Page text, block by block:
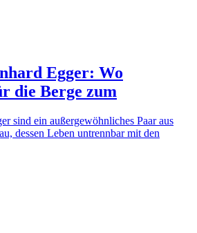
Egger: Wo
die Berge zum
sind ein außergewöhnliches Paar aus
dessen Leben untrennbar mit den